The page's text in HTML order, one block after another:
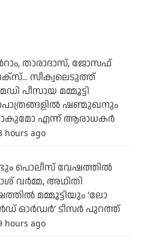
താരാദാസ്, ജോസഫ്
സീക്വലെടുത്ത്
പീസായ മമ്മൂട്ടി
ഷണ്മുഖനും
എന്ന് ആരാധകര്‍
hours ago
പൊലീസ് വേഷത്തിൽ
വർമ്മ, അഥിതി
മമ്മൂട്ടിയും ‘ലോ
ഓർഡർ’ ടീസർ പുറത്ത്
hours ago